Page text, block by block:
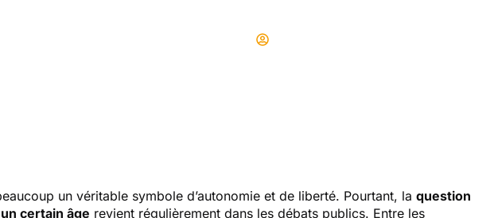
un véritable symbole d’autonomie et de liberté. Pourtant, la question
certain âge revient régulièrement dans les débats publics. Entre les